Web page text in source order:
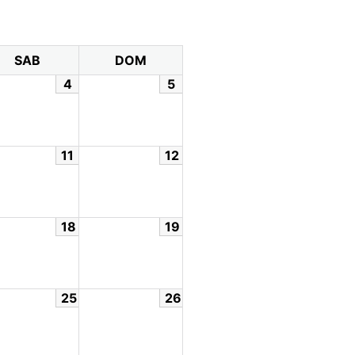
SAB
DOM
4
5
11 12
18 19
25 26